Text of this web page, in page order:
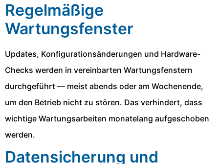
Regelmäßige
Wartungsfenster
Updates, Konfigurationsänderungen und Hardware-
Checks werden in vereinbarten Wartungsfenstern
durchgeführt — meist abends oder am Wochenende,
um den Betrieb nicht zu stören. Das verhindert, dass
wichtige Wartungsarbeiten monatelang aufgeschoben
werden.
Datensicherung und